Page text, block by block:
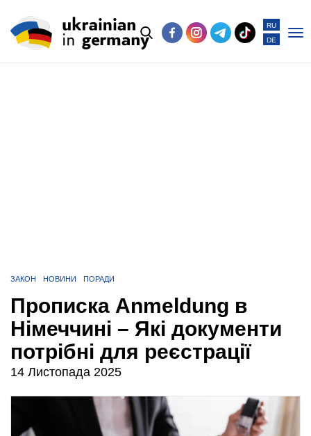
RU
DE
ЗАКОН НОВИНИ ПОРАДИ
Прописка Anmeldung в
Німеччині – Які документи
потрібні для реєстрації
14 Листопада 2025